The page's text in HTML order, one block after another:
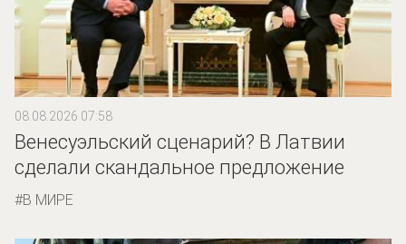
08.08.2026 07:58
Венесуэльский сценарий? В Латвии
сделали скандальное предложение
В МИРЕ